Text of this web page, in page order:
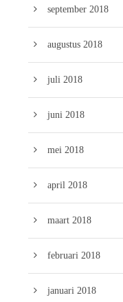
september 2018
augustus 2018
juli 2018
juni 2018
mei 2018
april 2018
maart 2018
februari 2018
januari 2018